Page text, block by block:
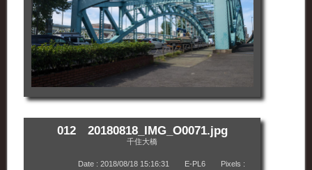
012 20180818_IMG_O0071.jpg
千住大橋
Date : 2018/08/18 15:16:31 E-PL6 Pixels :